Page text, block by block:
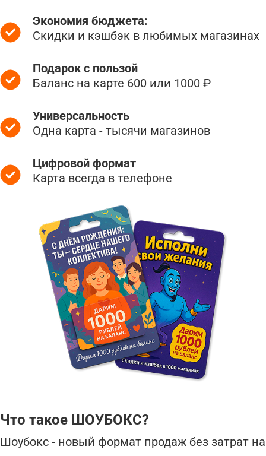
Экономия бюджета:
Скидки и кэшбэк в любимых магазинах
Подарок с пользой
Баланс на карте 600 или 1000 ₽
Универсальность
Одна карта - тысячи магазинов
Цифровой формат
Карта всегда в телефоне
Что такое ШОУБОКС?
Шоубокс - новый формат продаж без затрат на